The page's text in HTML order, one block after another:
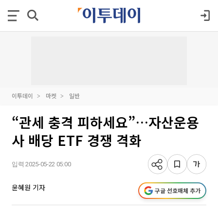
이투데이 마켓 일반
“관세 충격 피하세요”…자산운용
사 배당 ETF 경쟁 격화
입력 2025-05-22 05:00
윤혜원 기자 구글 선호매체 추가